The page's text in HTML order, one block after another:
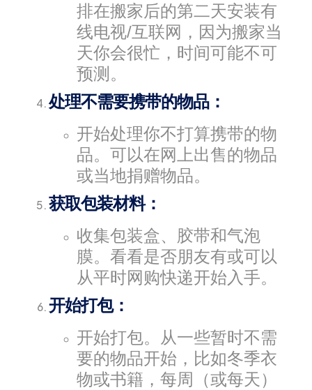
排在搬家后的第二天安装有
线电视/互联网，因为搬家当
天你会很忙，时间可能不可
预测。
处理不需要携带的物品：
开始处理你不打算携带的物
品。可以在网上出售的物品
或当地捐赠物品。
获取包装材料：
收集包装盒、胶带和气泡
膜。看看是否朋友有或可以
从平时网购快递开始入手。
开始打包：
开始打包。从一些暂时不需
要的物品开始，比如冬季衣
物或书籍，每周（或每天）